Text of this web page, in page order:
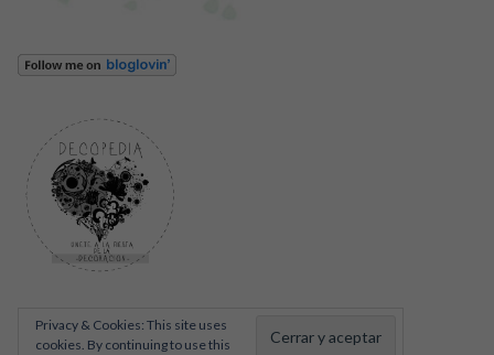
Privacy & Cookies: This site uses
cookies. By continuing to use this